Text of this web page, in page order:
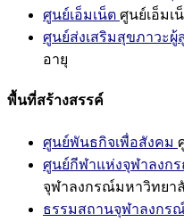
ศูนย์เอ็มเน็ต ศูนย์เอ็มเ
ศูนย์ส่งเสริมสุขภาวะผู้
อายุ
พื้นที่สร้างสรรค์
ศูนย์พันธกิจเพื่อสังคม
ศูนย์กีฬาแห่งจุฬาลงก
จุฬาลงกรณ์มหาวิทยา
ธรรมสถานจุฬาลงกร